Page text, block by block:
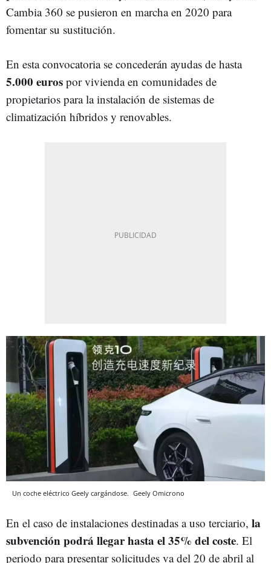
Cambia 360 se pusieron en marcha en 2020 para
fomentar su sustitución.
En esta convocatoria se concederán ayudas de hasta
5.000 euros por vivienda en comunidades de
propietarios para la instalación de sistemas de
climatización híbridos y renovables.
Un coche eléctrico Geely cargándose. Geely Omicrono
En el caso de instalaciones destinadas a uso terciario, la
subvención podrá llegar hasta el 35% del coste. El
periodo para presentar solicitudes va del 20 de abril al